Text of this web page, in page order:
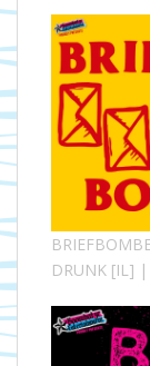
DRUNK [IL]